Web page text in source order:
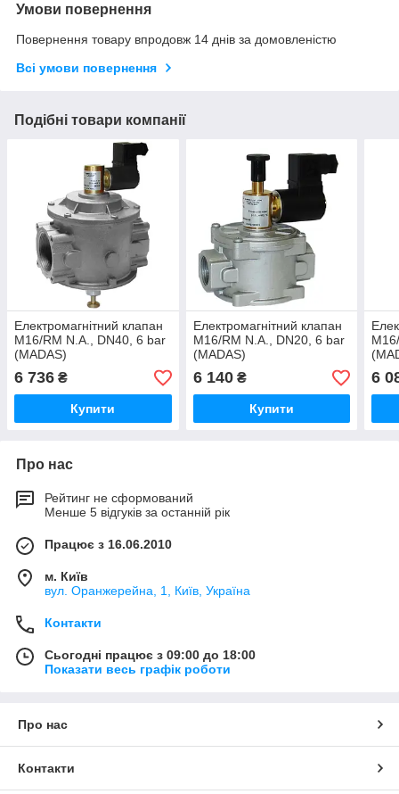
Умови повернення
Повернення товару впродовж 14 днів за домовленістю
Всі умови повернення
Подібні товари компанії
Електромагнітний клапан
M16/RM N.A., DN40, 6 bar
(MADAS)
6 736 ₴
Купити
Електромагнітний клапан
M16/RM N.A., DN20, 6 bar
(MADAS)
6 140₴
Купити
6
Про нас
Рейтинг не сформований
Менше 5 відгуків за останній рік
Працює з 16.06.2010
м. Київ
вул. Оранжерейна, 1, Київ, Україна
Контакти
Сьогодні працює з 09:00 до 18:00
Показати весь графік роботи
Про нас
Контакти